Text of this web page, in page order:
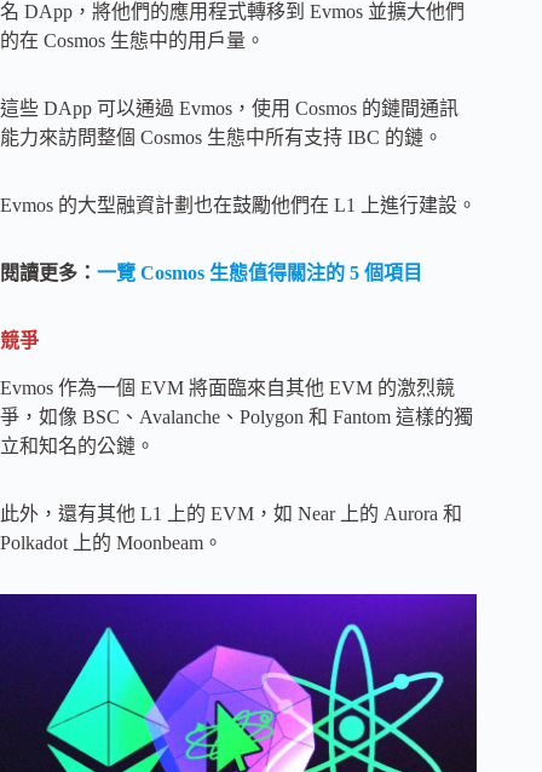
名 DApp，將他們的應用程式轉移到 Evmos 並擴大他們
的在 Cosmos 生態中的用戶量。
這些 DApp 可以通過 Evmos，使用 Cosmos 的鏈間通訊
能力來訪問整個 Cosmos 生態中所有支持 IBC 的鏈。
Evmos 的大型融資計劃也在鼓勵他們在 L1 上進行建設。
閱讀更多： 一覽 Cosmos 生態值得關注的 5 個項目
競爭
Evmos 作為一個 EVM 將面臨來自其他 EVM 的激烈競
爭，如像 BSC、Avalanche、Polygon 和 Fantom 這樣的獨
立和知名的公鏈。
此外，還有其他 L1 上的 EVM，如 Near 上的 Aurora 和
Polkadot 上的 Moonbeam。